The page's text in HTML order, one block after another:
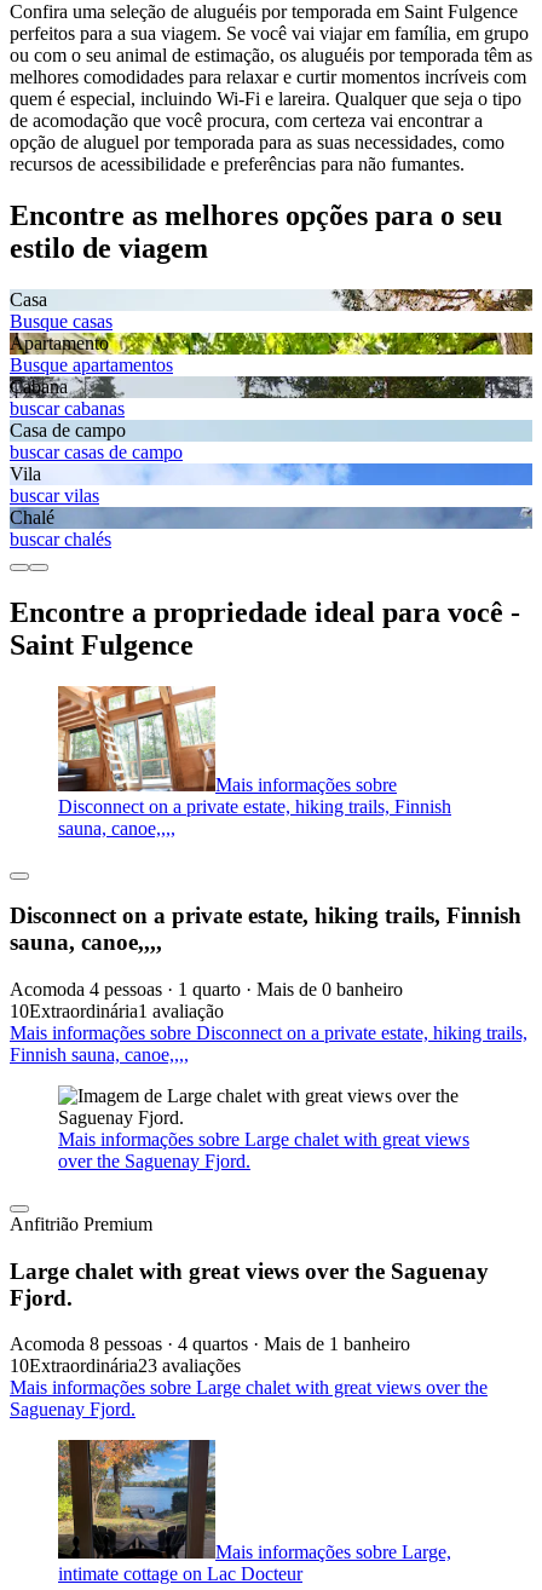
Confira uma seleção de aluguéis por temporada em Saint Fulgence
perfeitos para a sua viagem. Se você vai viajar em família, em grupo
ou com o seu animal de estimação, os aluguéis por temporada têm as
melhores comodidades para relaxar e curtir momentos incríveis com
quem é especial, incluindo Wi-Fi e lareira. Qualquer que seja o tipo
de acomodação que você procura, com certeza vai encontrar a
opção de aluguel por temporada para as suas necessidades, como
recursos de acessibilidade e preferências para não fumantes.
Encontre as melhores opções para o seu
estilo de viagem
Casa
Busque casas
Apartamento
Busque apartamentos
Cabana
buscar cabanas
Casa de campo
buscar casas de campo
Vila
buscar vilas
Chalé
buscar chalés
Encontre a propriedade ideal para você -
Saint Fulgence
Mais informações sobre
Disconnect on a private estate, hiking trails, Finnish
sauna, canoe,,,,
Disconnect on a private estate, hiking trails, Finnish
sauna, canoe,,,,
Acomoda 4 pessoas · 1 quarto · Mais de 0 banheiro
10Extraordinária1 avaliação
Mais informações sobre Disconnect on a private estate, hiking trails,
Finnish sauna, canoe,,,,
Mais informações sobre Large chalet with great views
over the Saguenay Fjord.
Anfitrião Premium
Large chalet with great views over the Saguenay
Fjord.
Acomoda 8 pessoas · 4 quartos · Mais de 1 banheiro
10Extraordinária23 avaliações
Mais informações sobre Large chalet with great views over the
Saguenay Fjord.
Mais informações sobre Large,
intimate cottage on Lac Docteur